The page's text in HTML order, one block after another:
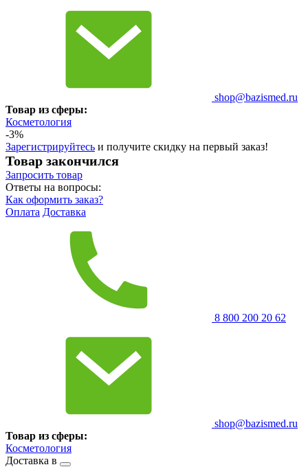
shop@bazismed.ru
Товар из сферы:
Косметология
-3%
Зарегистрируйтесь и получите скидку на первый заказ!
Товар закончился
Запросить товар
Ответы на вопросы:
Как оформить заказ?
Оплата Доставка
8 800 200 20 62
shop@bazismed.ru
Товар из сферы:
Косметология
Доставка в